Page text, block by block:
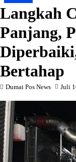
Langkah
Panjang,
Bertahap
Dumai Pos News Juli